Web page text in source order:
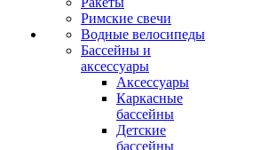
Римские свечи
Водные велосипеды
Бассейны и
аксессуары
Аксессуары
Каркасные
бассейны
Детские
бассейны